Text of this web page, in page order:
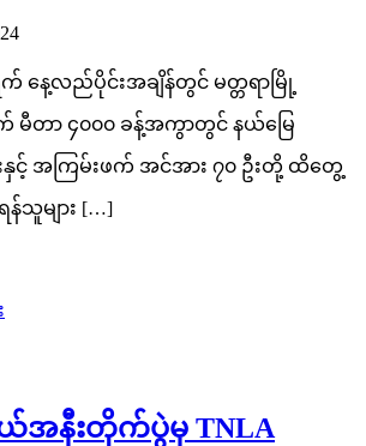
နေ့လည်ပိုင်းအချိန်တွင် မတ္တရာမြို့
မီတာ ၄၀၀၀ ခန့်အကွာတွင် နယ်မြေ
းနှင့် အကြမ်းဖက် အင်အား ၇၀ ဦးတို့ ထိတွေ့
န်သူများ […]
ယ်အနီးတိုက်ပွဲမှ TNLA